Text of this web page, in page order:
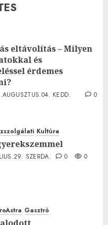
eltávolítás – Milyen
és
érdemes
KEDD.
0
Kultúra
SZERDA. 0 0
Gasztró